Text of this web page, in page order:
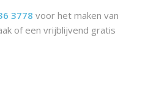
3778 voor het maken van
of een vrijblijvend gratis